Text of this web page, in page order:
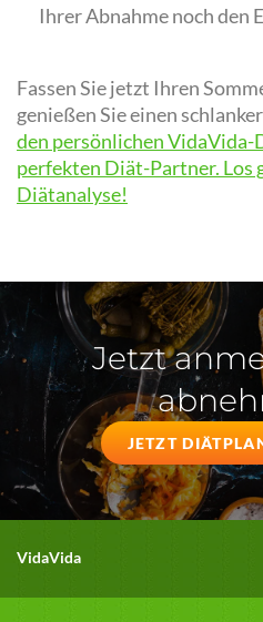
Ihrer Abnahme noch den
Fassen Sie jetzt Ihren
genießen Sie einen
den persönlichen VidaVida-
perfekten Diät-Partner. Los
Diätanalyse!
Jetzt
JETZT
VidaVida